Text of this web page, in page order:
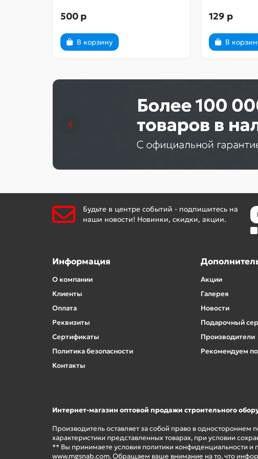
500 р
В корзину
129 р
В
Будьте в центре событий - подпишитесь на
наши новости! Новинки, скидки, акции.
Информация
О компании
Клиенты
Оплата
Реквизиты
Сертификаты
Политика безопасности
Контакты
Акции
Галерея
Новости
Подарочный
Производители
Рекомендуем
Интернет-магазин оптовой продажи строительного
Производитель оставляет за собой право в одностороннем
характеристики представленных товарах, при условии
** Вы принимаете условия политики конфиденциальности и
www.mgsnab.com. Обращаем ваше внимание на то, что